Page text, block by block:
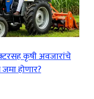
कृषी अवजारांचे
होणार?